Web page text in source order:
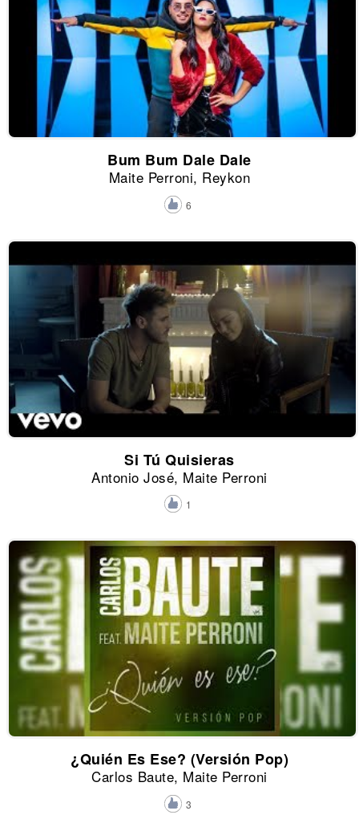
Bum Bum Dale Dale
Maite Perroni, Reykon
6
Si Tú Quisieras
Antonio José, Maite Perroni
1
¿Quién Es Ese? (Versión Pop)
Carlos Baute, Maite Perroni
3